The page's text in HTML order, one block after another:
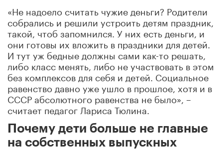
«Не надоело считать чужие деньги? Родители
собрались и решили устроить детям праздник,
такой, чтоб запомнился. У них есть деньги, и
они готовы их вложить в праздники для детей.
И тут уж бедные должны сами как-то решать,
либо класс менять, либо не участвовать в этом
без комплексов для себя и детей. Социальное
равенство давно уже ушло в прошлое, хотя и в
СССР абсолютного равенства не было», –
считает педагог Лариса Тюлина.
Почему дети больше не главные
на собственных выпускных